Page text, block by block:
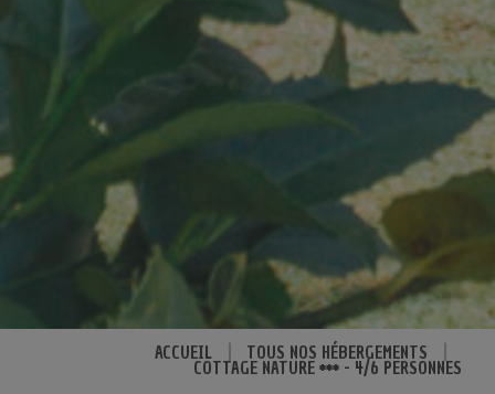
ACCUEIL TOUS NOS HÉBERGEMENTS
COTTAGE NATURE *** - 4/6 PERSONNES